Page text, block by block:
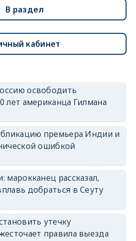
В раздел
кабинет
освободить
лет американца Гилмана
премьера Индии и
ошибкой
марокканец рассказал,
добраться в Сеуту
утечку
правила выезда